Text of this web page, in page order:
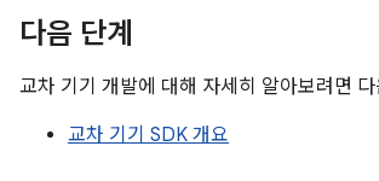
다음 단계
교차 기기 개발에 대해 자세히 알아보려면
교차 기기 SDK 개요